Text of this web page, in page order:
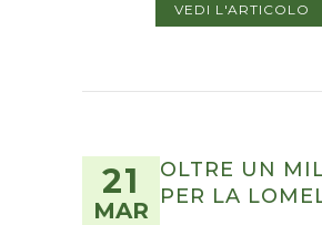
VEDI L'ARTICOLO
21
MAR
OLTRE UN
PER LA